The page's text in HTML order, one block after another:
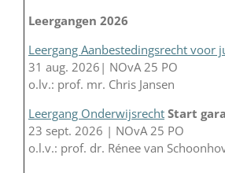
Leergangen 2026
Leergang Aanbestedingsrecht voor
31 aug. 2026| NOvA 25 PO
o.lv.: prof. mr. Chris Jansen
Leergang Onderwijsrecht Start
23 sept. 2026 | NOvA 25 PO
o.l.v.: prof. dr. Rénee van